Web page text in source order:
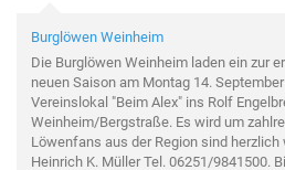
Burglöwen Weinheim
Die Burglöwen Weinheim laden ein zur
neuen Saison am Montag 14.
Vereinslokal "Beim Alex" ins Rolf
Weinheim/Bergstraße. Es wird um
Löwenfans aus der Region sind
Heinrich K. Müller Tel. 06251/9841500.